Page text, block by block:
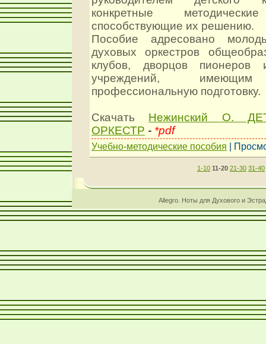
конкретные
способствующие их решению.
Пособие адресовано
духовых оркестров
клубов, дворцов пионеров
учреждений, имеющим
профессиональную подготовку.
Скачать Нежинский О.
ОРКЕСТР - *pdf
Учебно-методические пособия |
1-10 11-20 21-30 31-40
Allegro. Ноты для Духового и